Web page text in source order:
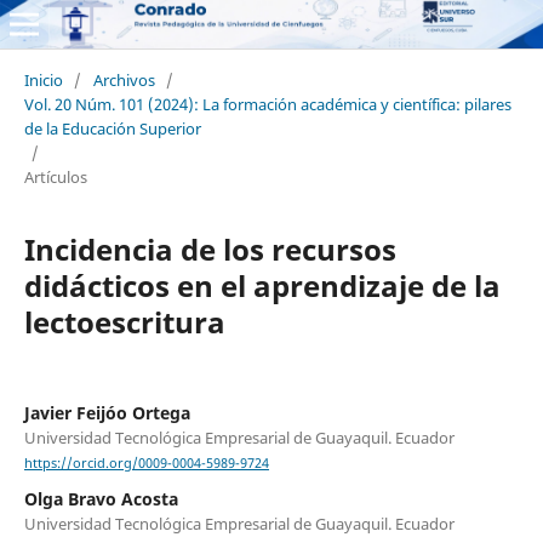
Inicio / Archivos /
Vol. 20 Núm. 101 (2024): La formación académica y científica: pilares
de la Educación Superior
/
Artículos
Incidencia de los recursos
didácticos en el aprendizaje de la
lectoescritura
Javier Feijóo Ortega
Universidad Tecnológica Empresarial de Guayaquil. Ecuador
https://orcid.org/0009-0004-5989-9724
Olga Bravo Acosta
Universidad Tecnológica Empresarial de Guayaquil. Ecuador